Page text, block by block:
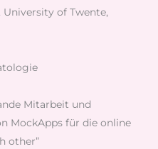
University of Twente,
Mitarbeit und
MockApps für die online
other”